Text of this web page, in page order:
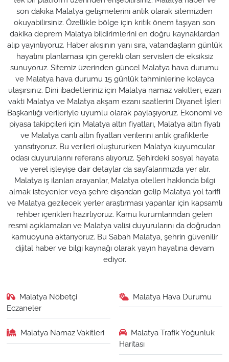
son dakika Malatya gelişmelerini anlık olarak sitemizden
okuyabilirsiniz. Özellikle bölge için kritik önem taşıyan son
dakika deprem Malatya bildirimlerini en doğru kaynaklardan
alıp yayınlıyoruz. Haber akışının yanı sıra, vatandaşların günlük
hayatını planlaması için gerekli olan servisleri de eksiksiz
sunuyoruz. Sitemiz üzerinden güncel Malatya hava durumu
ve Malatya hava durumu 15 günlük tahminlerine kolayca
ulaşırsınız. Dini ibadetleriniz için Malatya namaz vakitleri, ezan
vakti Malatya ve Malatya akşam ezanı saatlerini Diyanet İşleri
Başkanlığı verileriyle uyumlu olarak paylaşıyoruz. Ekonomi ve
piyasa takipçileri için Malatya altın fiyatları, Malatya altın fiyatı
ve Malatya canlı altın fiyatları verilerini anlık grafiklerle
yansıtıyoruz. Bu verileri oluştururken Malatya kuyumcular
odası duyurularını referans alıyoruz. Şehirdeki sosyal hayata
ve yerel işleyişe dair detaylar da sayfalarımızda yer alır.
Malatya iş ilanları arayanlar, Malatya otelleri hakkında bilgi
almak isteyenler veya şehre dışarıdan gelip Malatya yol tarifi
ve Malatya gezilecek yerler araştırması yapanlar için kapsamlı
rehber içerikleri hazırlıyoruz. Kamu kurumlarından gelen
resmi açıklamaları ve Malatya valisi duyurularını da doğrudan
kamuoyuna aktarıyoruz. Bu Sabah Malatya, şehrin güvenilir
dijital haber ve bilgi kaynağı olarak yayın hayatına devam
ediyor.
Malatya Nöbetçi
Eczaneler
Malatya Hava Durumu
Malatya Namaz Vakitleri
Malatya Trafik Yoğunluk
Haritası